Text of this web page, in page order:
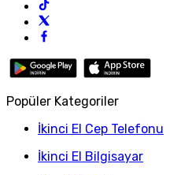
Popüler Kategoriler
İkinci El Cep Telefonu
İkinci El Bilgisayar